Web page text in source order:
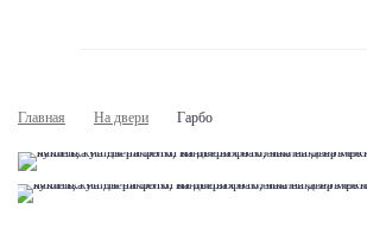
Главная На двери Гарбо